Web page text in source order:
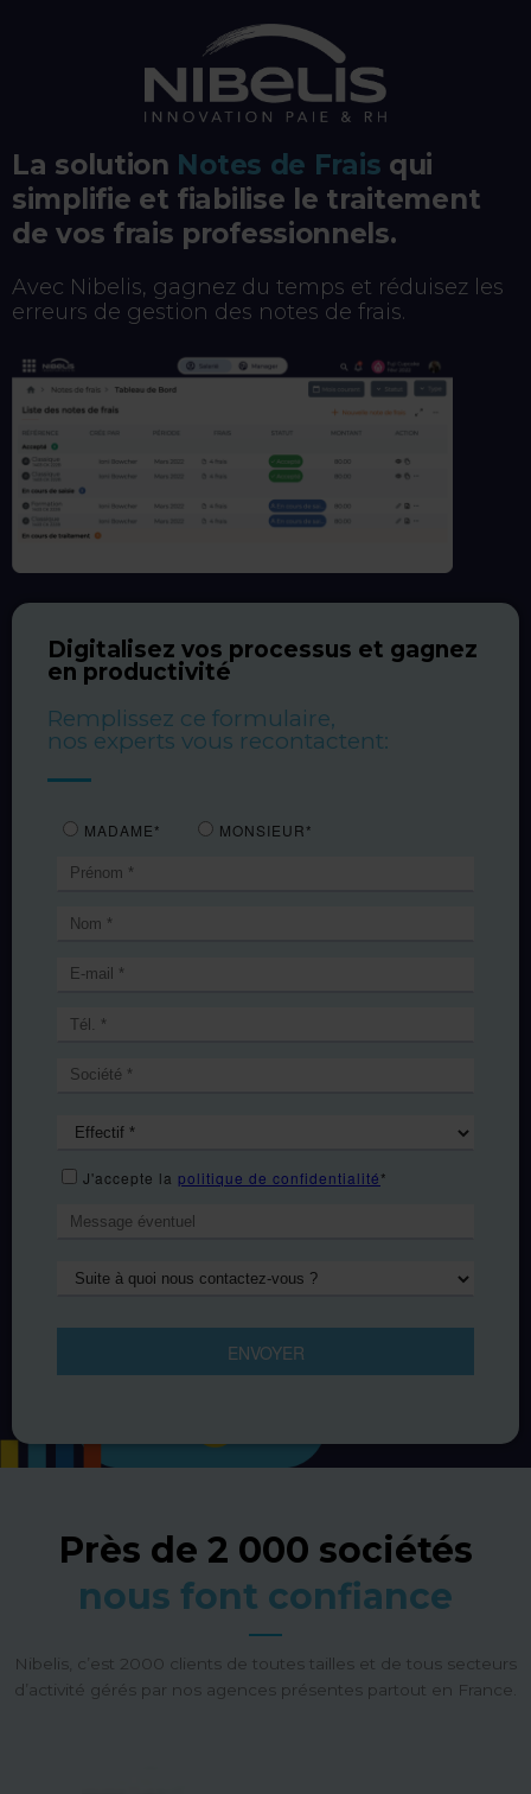
La solution Notes de Frais qui
simplifie et fiabilise le traitement
de vos frais professionnels.
Avec Nibelis, gagnez du temps et réduisez les
erreurs de gestion des notes de frais.
Digitalisez vos processus et gagnez
en productivité
Remplissez ce formulaire,
nos experts vous recontactent:
Près de 2 000 sociétés
nous font confiance
Nibelis, c’est 2000 clients de toutes tailles et de tous secteurs
d’activité gérés par nos agences présentes partout en France.